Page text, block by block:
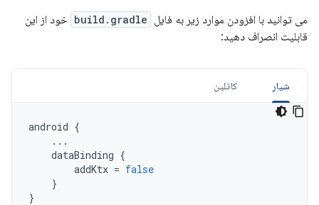
می توانید با افزودن موارد زیر به فایل build.gradle خود از این
قابلیت انصراف دهید:
شیار کاتلین
android {
...
dataBinding {
addKtx = false
}
}